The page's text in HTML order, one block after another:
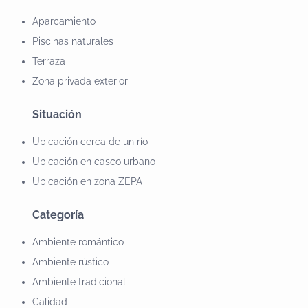
antiguos. ▪ Vistas al Valle del Ambroz y pantano
Gabriel y Galán.
Aparcamiento
Piscinas naturales
Terraza
Zona privada exterior
Situación
Ubicación cerca de un río
Ubicación en casco urbano
Ubicación en zona ZEPA
Categoría
Ambiente romántico
Ambiente rústico
Ambiente tradicional
Calidad